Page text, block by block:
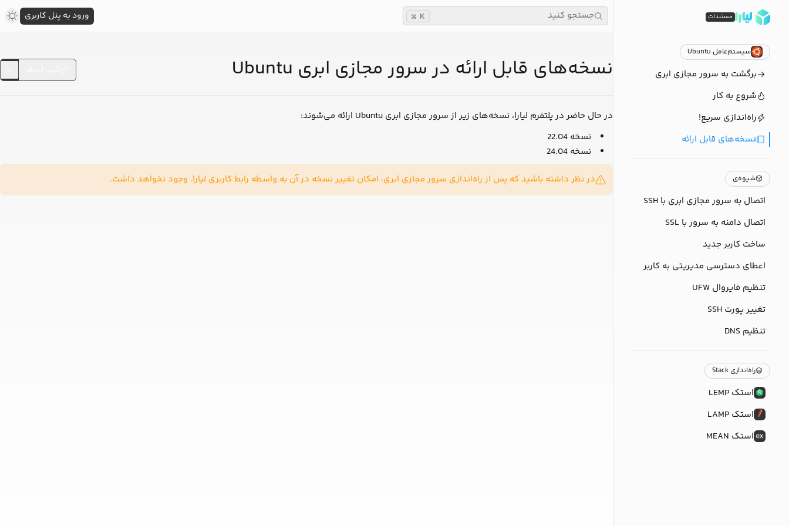
مستندات
سیستم‌عامل Ubuntu
برگشت به سرور مجازی ابری
شروع به کار
راه‌اندازی سریع!
نسخه‌های قابل ارائه
شیوه‌ی
اتصال به سرور مجازی ابری با SSH
اتصال دامنه به سرور با SSL
ساخت کاربر جدید
اعطای دسترسی مدیریتی به کاربر
تنظیم فایروال UFW
تغییر پورت SSH
تنظیم DNS
راه‌اندازی Stack
استک LEMP
استک LAMP
استک MEAN
نسخه‌های قابل ارائه در سرور مجازی ابری Ubuntu
در حال حاضر در پلتفرم لیارا، نسخه‌های زیر از سرور مجازی ابری Ubuntu ارائه می‌شوند:
نسخه 22.04
نسخه 24.04
در نظر داشته باشید که پس از راه‌اندازی سرور مجازی ابری، امکان تغییر نسخه در آن به واسطه رابط کاربری لیارا، وجود نخواهد داشت.
جستجو کنید K
⌘ ورود به پنل کاربری